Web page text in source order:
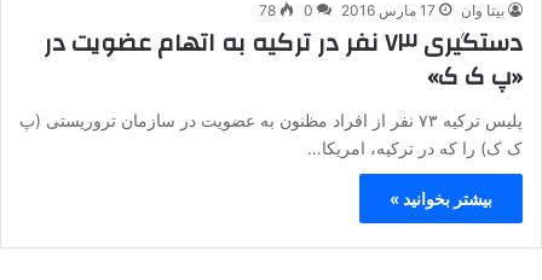
بیتا وان 17 مارس 2016 0
78
دستگیری ۷۳ نفر در ترکیه به اتهام عضویت در
«پ ک ک»
پلیس ترکیه ۷۳ نفر از افراد مظنون به عضویت در سازمان تروریستی (پ
ک ک) را که در ترکیه، امریکا…
بیشتر بخوانید »